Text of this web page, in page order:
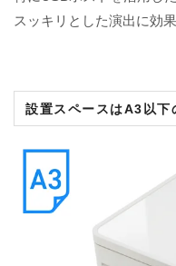
スッキリとした演出に効果
設置スペースはA3以下